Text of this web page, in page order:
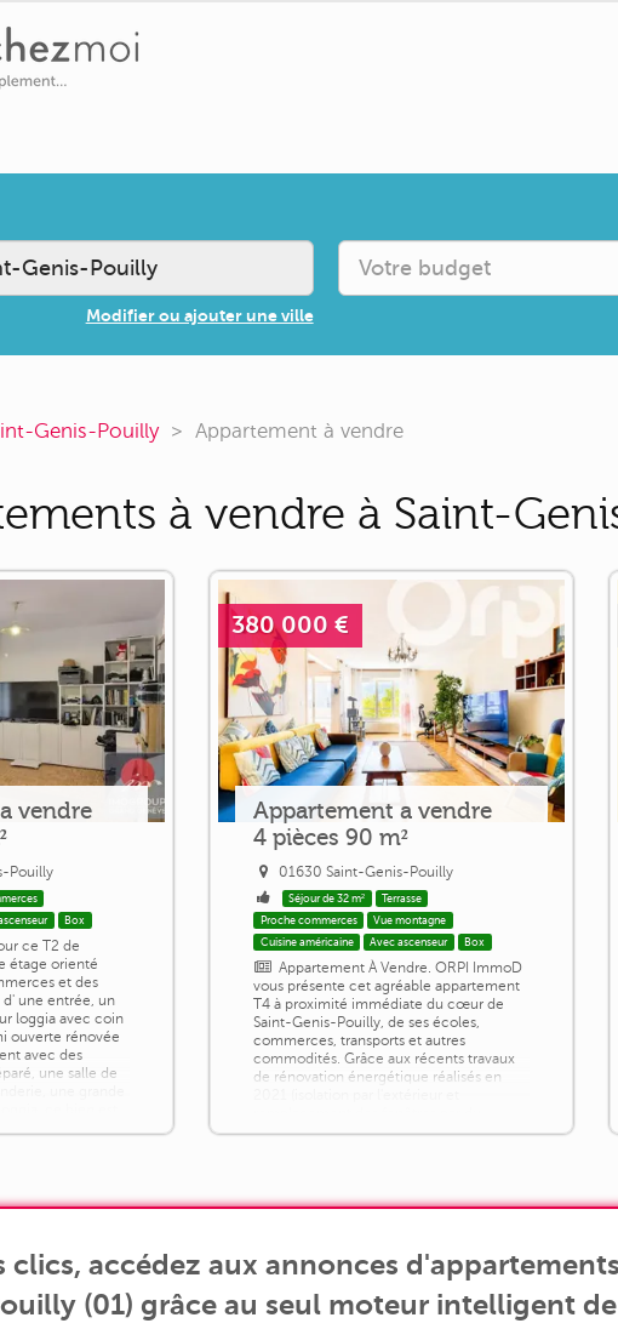
Modifier ou ajouter une ville
Genis-Pouilly Appartement à vendre
à vendre à Saint-
vendre
Pouilly
Box
ce T2 de
étage orienté
et des
une entrée, un
loggia avec coin
ouverte rénovée
avec des
une salle de
380 000 €
Appartement a vendre
4 pièces 90 m²
01630 Saint-Genis-Pouilly
Séjour de 32 m²
Terrasse
Proche commerces
Vue montagne
Cuisine américaine
Avec ascenseur Box
Appartement À Vendre. ORPI ImmoD
vous présente cet agréable appartement
T4 à proximité immédiate du cœur de
Saint-Genis-Pouilly, de ses écoles,
commerces, transports et autres
commodités. Grâce aux récents travaux
de rénovation énergétique réalisés en
double vitrage), ce logement bénéficie
clics, accédez aux annonces
(01) grâce au seul moteur intelligent